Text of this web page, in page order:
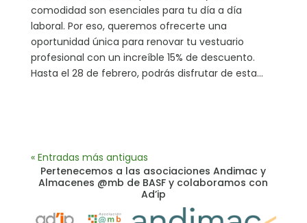
comodidad son esenciales para tu día a día
laboral. Por eso, queremos ofrecerte una
oportunidad única para renovar tu vestuario
profesional con un increíble 15% de descuento.
Hasta el 28 de febrero, podrás disfrutar de esta...
« Entradas más antiguas
Pertenecemos a las asociaciones Andimac y
Almacenes @mb de BASF y colaboramos con
Ad’ip